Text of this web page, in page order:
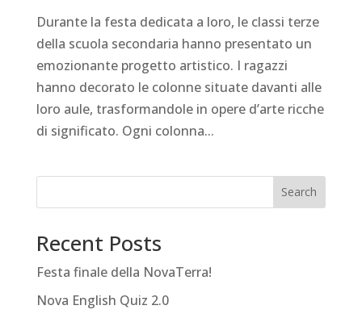
Durante la festa dedicata a loro, le classi terze
della scuola secondaria hanno presentato un
emozionante progetto artistico. I ragazzi
hanno decorato le colonne situate davanti alle
loro aule, trasformandole in opere d’arte ricche
di significato. Ogni colonna...
Search
Recent Posts
Festa finale della NovaTerra!
Nova English Quiz 2.0